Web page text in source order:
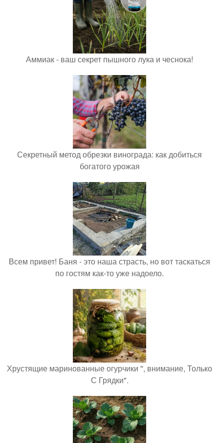
Аммиак - ваш секрет пышного лука и чеснока!
Секретный метод обрезки винограда: как добиться
богатого урожая
Всем привет! Баня - это наша страсть, но вот таскаться
по гостям как-то уже надоело.
Хрустящие маринованные огурчики ", внимание, Только
С Грядки".